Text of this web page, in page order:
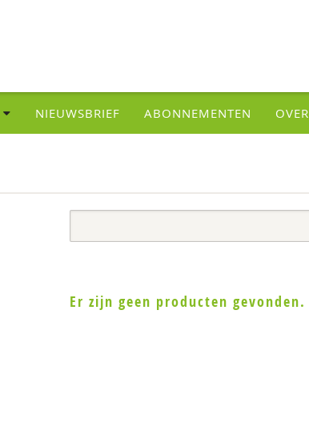
NIEUWSBRIEF ABONNEMENTEN OVER
Er zijn geen producten gevonden.